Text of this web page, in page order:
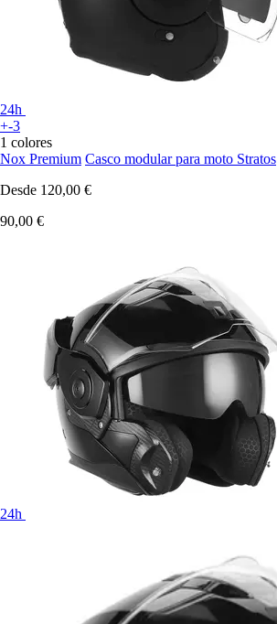
24h
+-3
1 colores
Nox Premium Casco modular para moto Stratos
Desde 120,00 €
90,00 €
24h